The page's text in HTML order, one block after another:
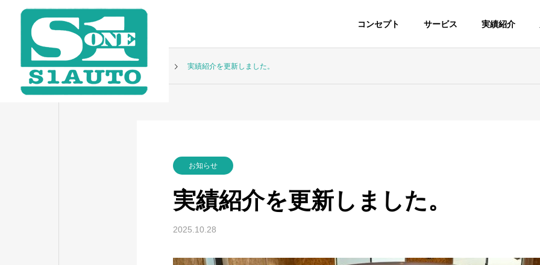
コンセプト サービス 実績紹介
持ち込みパーツ取付
検、板金塗装、
お知らせ お知らせ 実績紹介を更新しました。
お知らせ
実績紹介を更新しました。
2025.10.28